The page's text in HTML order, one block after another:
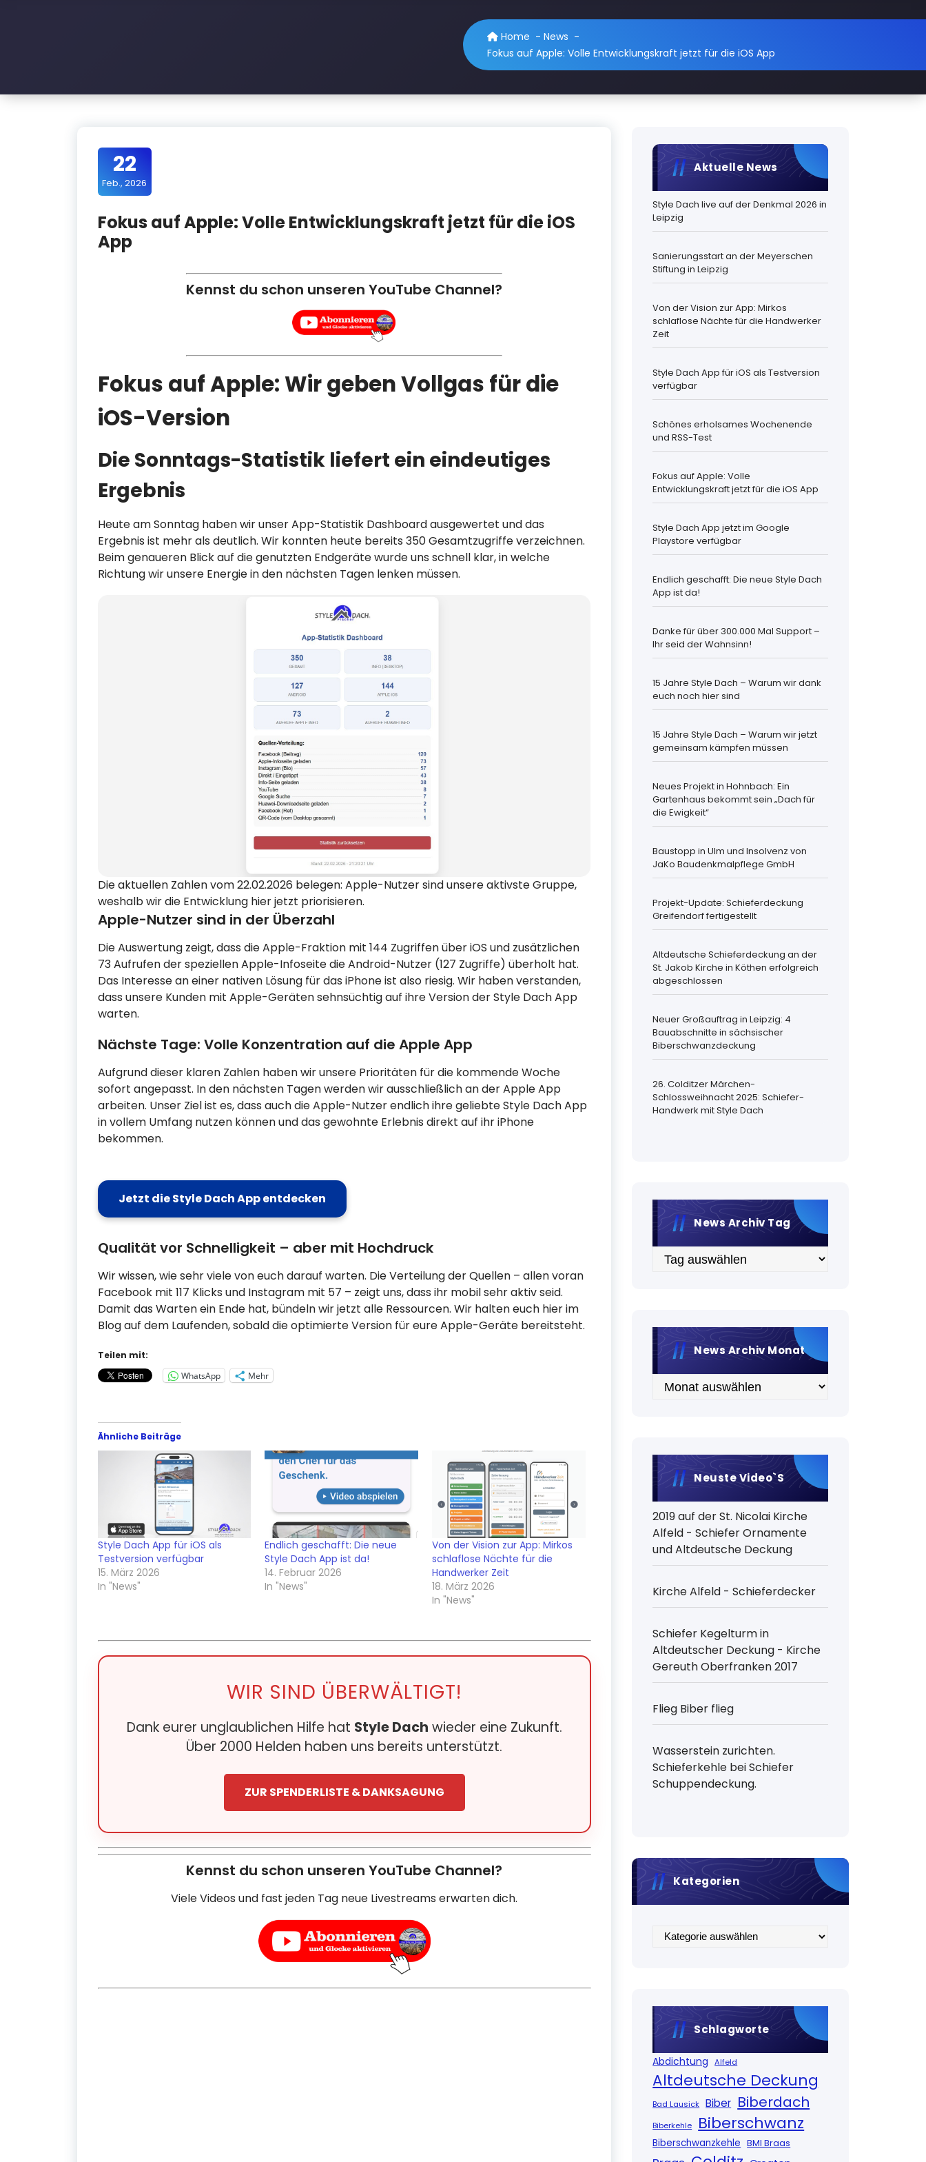
a
Home - News -
Fokus auf Apple: Volle Entwicklungskraft jetzt für die iOS App
22
Feb., 2026
Fokus auf Apple: Volle Entwicklungskraft jetzt für die iOS
App
Kennst du schon unseren YouTube Channel?
Fokus auf Apple: Wir geben Vollgas für die
iOS-Version
Die Sonntags-Statistik liefert ein eindeutiges
Ergebnis
Heute am Sonntag haben wir unser App-Statistik Dashboard ausgewertet und das
Ergebnis ist mehr als deutlich. Wir konnten heute bereits 350 Gesamtzugriffe verzeichnen.
Beim genaueren Blick auf die genutzten Endgeräte wurde uns schnell klar, in welche
Richtung wir unsere Energie in den nächsten Tagen lenken müssen.
Die aktuellen Zahlen vom 22.02.2026 belegen: Apple-Nutzer sind unsere aktivste Gruppe,
weshalb wir die Entwicklung hier jetzt priorisieren.
Apple-Nutzer sind in der Überzahl
Die Auswertung zeigt, dass die Apple-Fraktion mit 144 Zugriffen über iOS und zusätzlichen
73 Aufrufen der speziellen Apple-Infoseite die Android-Nutzer (127 Zugriffe) überholt hat.
Das Interesse an einer nativen Lösung für das iPhone ist also riesig. Wir haben verstanden,
dass unsere Kunden mit Apple-Geräten sehnsüchtig auf ihre Version der Style Dach App
warten.
Nächste Tage: Volle Konzentration auf die Apple App
Aufgrund dieser klaren Zahlen haben wir unsere Prioritäten für die kommende Woche
sofort angepasst. In den nächsten Tagen werden wir ausschließlich an der Apple App
arbeiten. Unser Ziel ist es, dass auch die Apple-Nutzer endlich ihre geliebte Style Dach App
in vollem Umfang nutzen können und das gewohnte Erlebnis direkt auf ihr iPhone
bekommen.
Jetzt die Style Dach App entdecken
Qualität vor Schnelligkeit – aber mit Hochdruck
Wir wissen, wie sehr viele von euch darauf warten. Die Verteilung der Quellen – allen voran
Facebook mit 117 Klicks und Instagram mit 57 – zeigt uns, dass ihr mobil sehr aktiv seid.
Damit das Warten ein Ende hat, bündeln wir jetzt alle Ressourcen. Wir halten euch hier im
Blog auf dem Laufenden, sobald die optimierte Version für eure Apple-Geräte bereitsteht.
Teilen mit:
WhatsApp
Mehr
Ähnliche Beiträge
Style Dach App für iOS als
Testversion verfügbar
15. März 2026
In "News"
Endlich geschafft: Die neue
Style Dach App ist da!
14. Februar 2026
In "News"
Von der Vision zur App: Mirkos
schlaflose Nächte für die
Handwerker Zeit
18. März 2026
In "News"
WIR SIND ÜBERWÄLTIGT!
Dank eurer unglaublichen Hilfe hat Style Dach wieder eine Zukunft.
Über 2000 Helden haben uns bereits unterstützt.
ZUR SPENDERLISTE & DANKSAGUNG
Kennst du schon unseren YouTube Channel?
Viele Videos und fast jeden Tag neue Livestreams erwarten dich.
Aktuelle News
Style Dach live auf der Denkmal 2026 in
Leipzig
Sanierungsstart an der Meyerschen
Stiftung in Leipzig
Von der Vision zur App: Mirkos
schlaflose Nächte für die Handwerker
Zeit
Style Dach App für iOS als Testversion
verfügbar
Schönes erholsames Wochenende
und RSS-Test
Fokus auf Apple: Volle
Entwicklungskraft jetzt für die iOS App
Style Dach App jetzt im Google
Playstore verfügbar
Endlich geschafft: Die neue Style Dach
App ist da!
Danke für über 300.000 Mal Support –
Ihr seid der Wahnsinn!
15 Jahre Style Dach – Warum wir dank
euch noch hier sind
15 Jahre Style Dach – Warum wir jetzt
gemeinsam kämpfen müssen
Neues Projekt in Hohnbach: Ein
Gartenhaus bekommt sein „Dach für
die Ewigkeit“
Baustopp in Ulm und Insolvenz von
JaKo Baudenkmalpflege GmbH
Projekt-Update: Schieferdeckung
Greifendorf fertigestellt
Altdeutsche Schieferdeckung an der
St. Jakob Kirche in Köthen erfolgreich
abgeschlossen
Neuer Großauftrag in Leipzig: 4
Bauabschnitte in sächsischer
Biberschwanzdeckung
26. Colditzer Märchen-
Schlossweihnacht 2025: Schiefer-
Handwerk mit Style Dach
News Archiv Tag
Archiv
News Archiv Monat
Archiv
Neuste Video`s
2019 auf der St. Nicolai Kirche
Alfeld - Schiefer Ornamente
und Altdeutsche Deckung
Kirche Alfeld - Schieferdecker
Schiefer Kegelturm in
Altdeutscher Deckung - Kirche
Gereuth Oberfranken 2017
Flieg Biber flieg
Wasserstein zurichten.
Schieferkehle bei Schiefer
Schuppendeckung.
Kategorien
Kategorien
Schlagworte
Abdichtung Alfeld
Altdeutsche Deckung
Bad Lausick Biber Biberdach
Biberkehle Biberschwanz
Biberschwanzkehle BMI Braas